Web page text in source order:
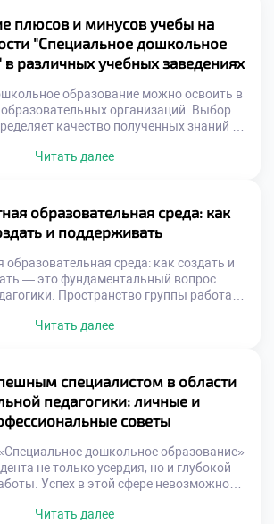
из ученика в наставника
Профессиональный рост требует
усилий. Развитие мастерства
невозможно […]
плюсов и минусов учебы на
"Специальное дошкольное
в различных учебных заведениях
образование можно освоить в
организаций. Выбор
качество полученных знаний и
и недостатки. Осознанный
и курсами переподготовки.
различия в подходах к обучению и
практике. […]
Читать далее
образовательная среда: как
и поддерживать
образовательная среда: как создать и
— это фундаментальный вопрос
Пространство группы работает
влияет на психологическое
и развивающей одновременно.
инклюзии и уважения к личности
Каждый элемент интерьера […]
Читать далее
специалистом в области
педагогики: личные и
советы
дошкольное образование»
не только усердия, но и глубокой
Успех в этой сфере невозможно
критерием является реальная
Читать далее